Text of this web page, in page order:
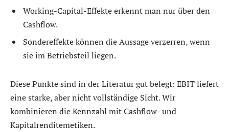
Working-Capital-Effekte erkennt man nur über den
Cashflow.
Sondereffekte können die Aussage verzerren, wenn
sie im Betriebsteil liegen.
Diese Punkte sind in der Literatur gut belegt: EBIT liefert
eine starke, aber nicht vollständige Sicht. Wir
kombinieren die Kennzahl mit Cashflow- und
Kapitalrenditemetiken.